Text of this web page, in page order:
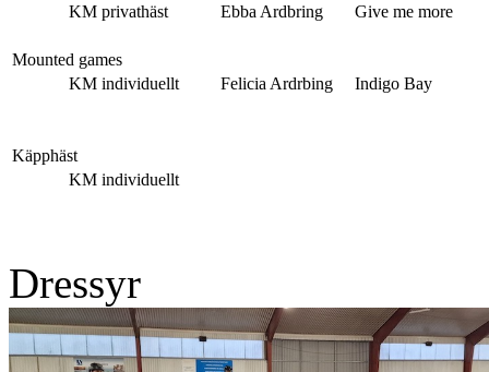
KM privathäst
Ebba Ardbring Give me more
Mounted games
KM individuellt
Felicia Ardrbing Indigo Bay
Käpphäst
KM individuellt
Dressyr